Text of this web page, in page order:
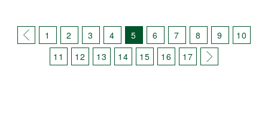
1 2 3 4 5 6 7 8 9
10
11
12 13 14 15 16 17